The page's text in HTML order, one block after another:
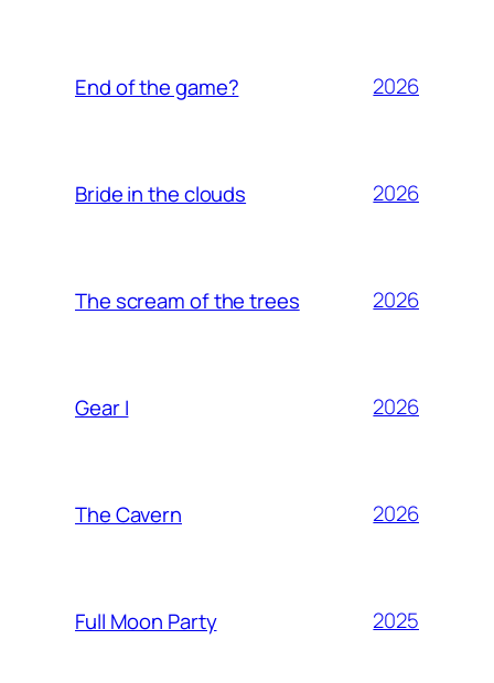
End of the game? 2026
Bride in the clouds 2026
The scream of the trees 2026
Gear I 2026
The Cavern 2026
Full Moon Party 2025